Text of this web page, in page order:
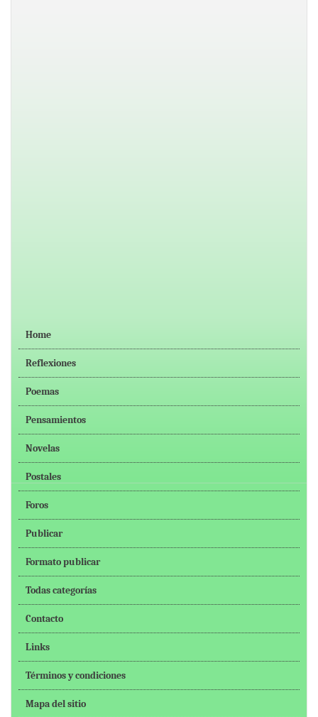
Home
Reflexiones
Poemas
Pensamientos
Novelas
Postales
Foros
Publicar
Formato publicar
Todas categorías
Contacto
Links
Términos y condiciones
Mapa del sitio